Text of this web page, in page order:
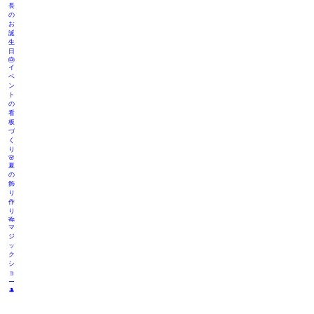
長
の
お
誕
生
日
🎂
イ
ベ
ン
ト
の
看
板
づ
く
り
🌸
夏
の
飾
り
作
り
🎋
マ
ジ
ッ
ク
シ
ョ
ー
🎩